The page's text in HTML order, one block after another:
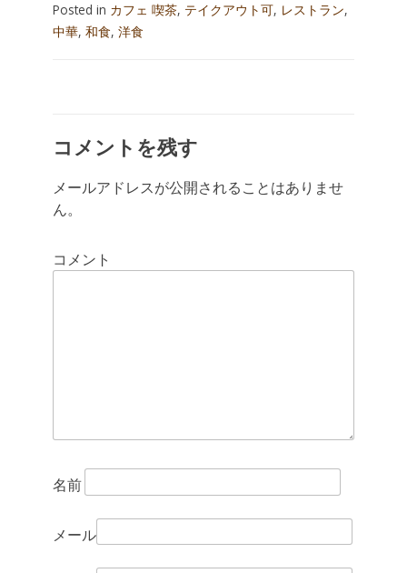
Posted in カフェ 喫茶, テイクアウト可, レストラン,
中華,和食,洋食
ナ
ビ
ゲ
ン
コメントを残す
メールアドレスが公開されることはありませ
ん。
コメント
名前
メール